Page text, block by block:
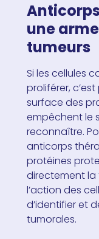
une
tumeurs
Si les cellules
proliférer,
surface des
empêchent le
reconnaître.
anticorps
protéines
directement la
l’action des
d’identifier et
tumorales.